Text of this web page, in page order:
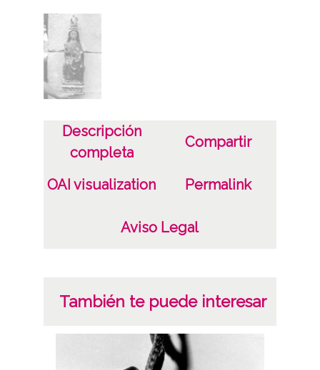
ENC-PP-01049
ENC-NP-001-017-024
Licencia de las imágenes
CC BY-NC-SA 4.0
Descripción
completa
Compartir
OAI visualization Permalink
Aviso Legal
También te puede interesar